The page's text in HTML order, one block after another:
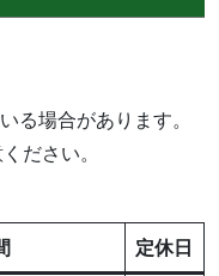
る場合があります。
ださい。
定休日